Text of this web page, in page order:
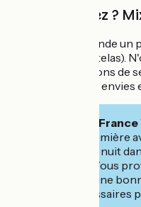
Vous débutez ?
Le bivouac demande
(tente, duvet, matelas).
nombreuses façons de
liberté, selon vos
🧭 Conseil de
Pour votre première
bivouac et une nuit
Accueil Vélo. Vous
chaleureux, d'une
services nécessaires